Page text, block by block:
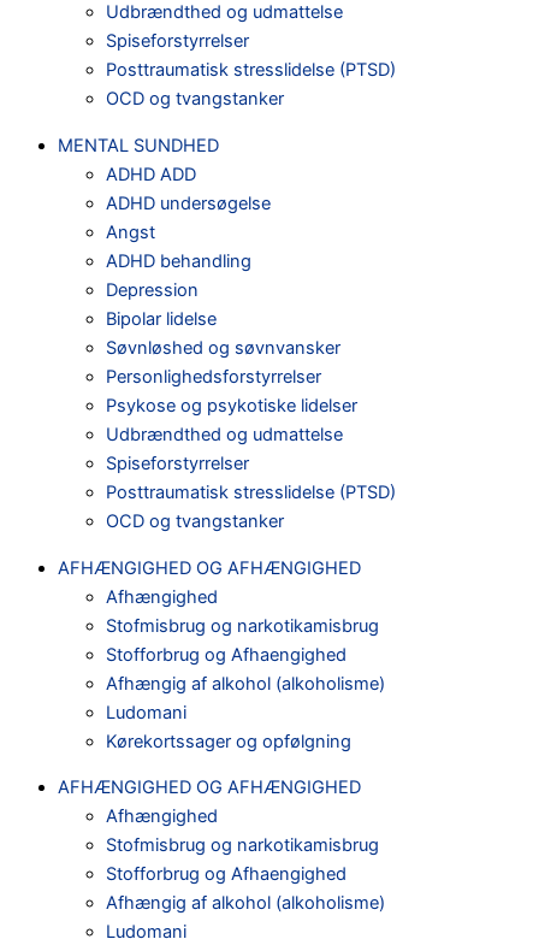
Udbrændthed og udmattelse
Spiseforstyrrelser
Posttraumatisk stresslidelse (PTSD)
OCD og tvangstanker
MENTAL SUNDHED
ADHD ADD
ADHD undersøgelse
Angst
ADHD behandling
Depression
Bipolar lidelse
Søvnløshed og søvnvansker
Personlighedsforstyrrelser
Psykose og psykotiske lidelser
Udbrændthed og udmattelse
Spiseforstyrrelser
Posttraumatisk stresslidelse (PTSD)
OCD og tvangstanker
AFHÆNGIGHED OG AFHÆNGIGHED
Afhængighed
Stofmisbrug og narkotikamisbrug
Stofforbrug og Afhaengighed
Afhængig af alkohol (alkoholisme)
Ludomani
Kørekortssager og opfølgning
AFHÆNGIGHED OG AFHÆNGIGHED
Afhængighed
Stofmisbrug og narkotikamisbrug
Stofforbrug og Afhaengighed
Afhængig af alkohol (alkoholisme)
Ludomani